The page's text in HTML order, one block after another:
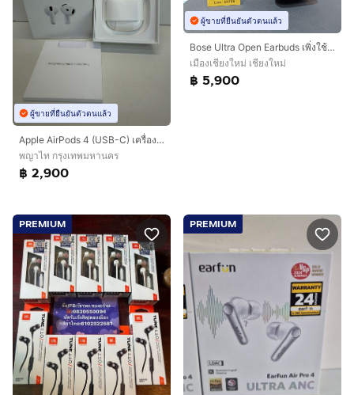
ผู้ขายที่ยืนยันตัวตนแล้ว
Apple AirPods 4 (USB-C) เครื่องศูนย์ไทย ประกัน Apple ถึง 10 กุมภาพันธ์ 2570 อุปกรณ์ครบกล่อง
พญาไท กรุงเทพมหานคร
฿ 2,900
ผู้ขายที่ยืนยันตัวตนแล้ว
Bose Ultra Open Earbuds เพิ่งใช้ไม่กี่ครั้ง สภาพสวยมาก ศูนย์ไทย ครบกล่อง
เมืองเชียงใหม่ เชียงใหม่
฿ 5,900
PREMIUM PREMIUM